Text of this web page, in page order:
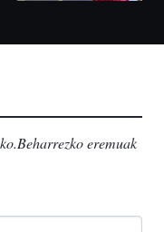
Beharrezko eremuak